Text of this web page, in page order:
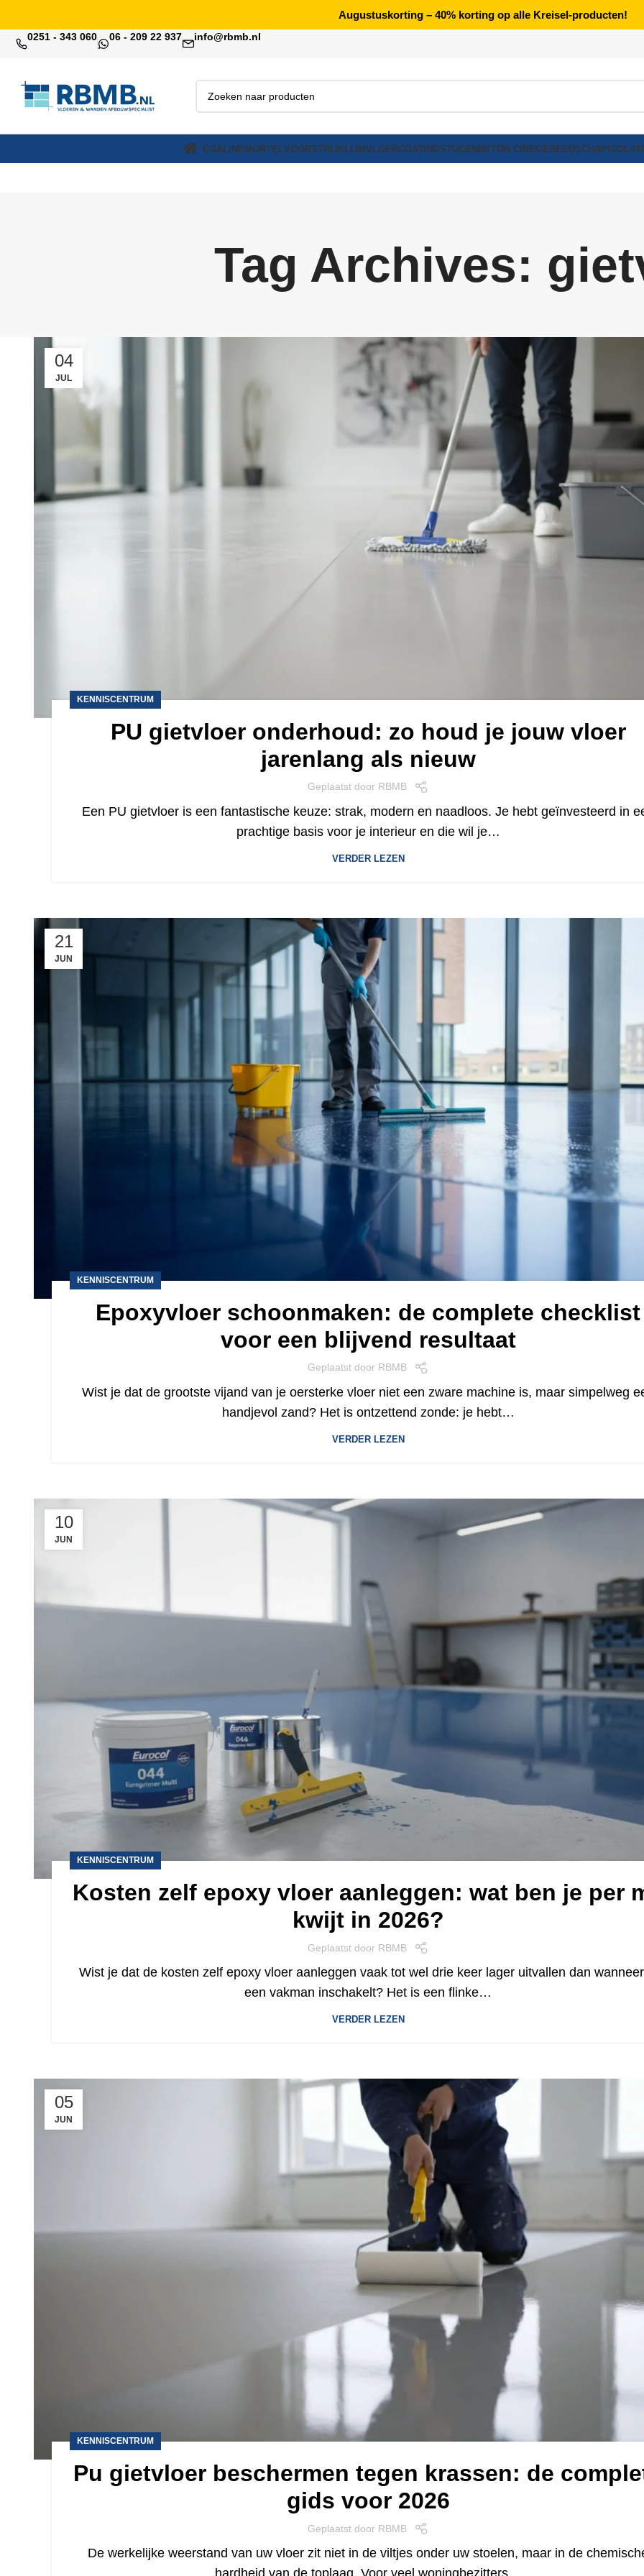
Augustuskorting – 40% korting op alle Kreisel-producten!
0251 - 343 060 06 - 209 22 937 info@rbmb.nl
EGALINEMORTELVOORSTRIJKLIJMVLOERCOATINGSTUCENBETON CIREGEREEDSCHAP
Tag Archives:
04
JUL
KENNISCENTRUM
PU gietvloer onderhoud: zo houd je jouw vloer
jarenlang als nieuw
Geplaatst door RBMB
Een PU gietvloer is een fantastische keuze: strak, modern en naadloos. Je hebt geïnvesteerd in
prachtige basis voor je interieur en die wil je…
VERDER LEZEN
21
JUN
KENNISCENTRUM
Epoxyvloer schoonmaken: de complete checklist
voor een blijvend resultaat
Geplaatst door RBMB
Wist je dat de grootste vijand van je oersterke vloer niet een zware machine is, maar simpelweg
handjevol zand? Het is ontzettend zonde: je hebt…
VERDER LEZEN
10
JUN
KENNISCENTRUM
Kosten zelf epoxy vloer aanleggen: wat ben je per
kwijt in 2026?
Geplaatst door RBMB
Wist je dat de kosten zelf epoxy vloer aanleggen vaak tot wel drie keer lager uitvallen dan
een vakman inschakelt? Het is een flinke…
VERDER LEZEN
05
JUN
KENNISCENTRUM
Pu gietvloer beschermen tegen krassen: de
gids voor 2026
Geplaatst door RBMB
De werkelijke weerstand van uw vloer zit niet in de viltjes onder uw stoelen, maar in de